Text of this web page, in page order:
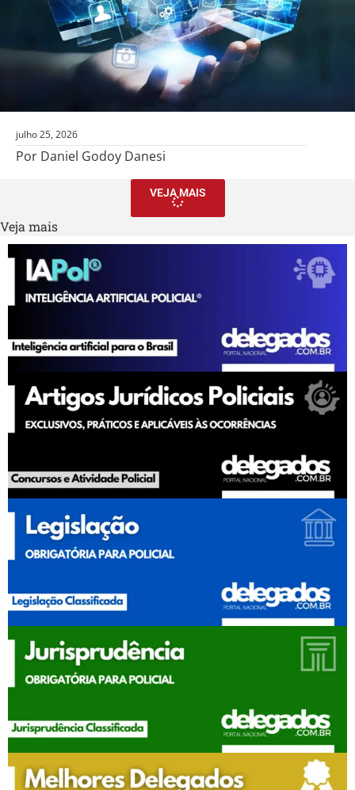
julho 25, 2026
Por Daniel Godoy Danesi
VEJA MAIS
Veja mais